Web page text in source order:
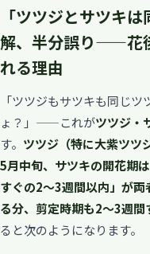
「ツツジとサツキ
解、半分誤り——花
れる理由
「ツツジもサツキも同じ
ょ？」——これがツツジ・
す。 ツツジ（特に大紫ツツ
5月中旬、サツキの開花期
すぐの2〜3週間以内」が両
る分、剪定時期も2〜3週間
ると次のようになります。